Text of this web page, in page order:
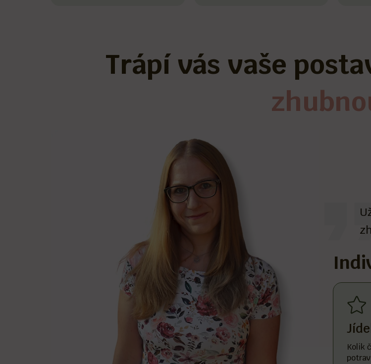
Trápí vás vaše
mít
Podpora individuální i skupinová
Moje osobní podpora na 6 měsíců a skupinová
podpora dalších žen se stejným cílem v klubu.
Kolik